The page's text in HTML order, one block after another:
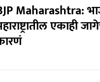
Maharashtra:
एकाही